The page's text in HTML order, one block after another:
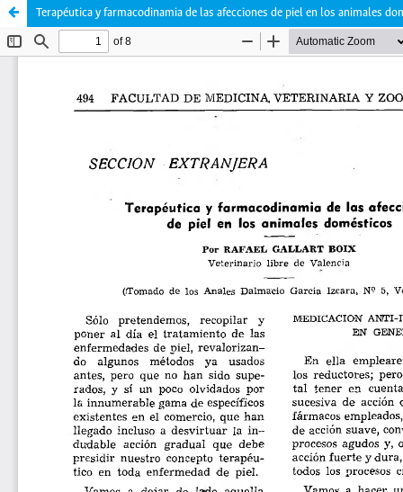
Terapéutica y farmacodinamia de las afecciones de piel en los animales